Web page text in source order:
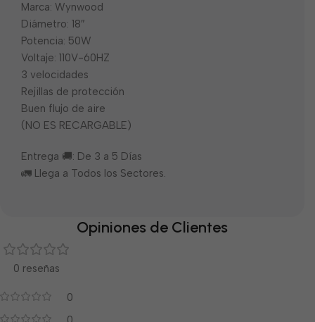
Marca: Wynwood
Diámetro: 18″
Potencia: 50W
Voltaje: 110V-60HZ
3 velocidades
Rejillas de protección
Buen flujo de aire
(NO ES RECARGABLE)
Entrega 🚚: De 3 a 5 Días
🚛 Llega a Todos los Sectores.
Opiniones de Clientes
0 reseñas
0